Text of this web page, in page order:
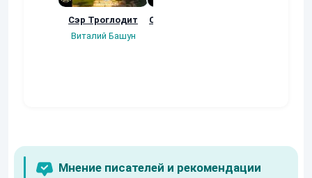
Сэр Троглодит
Виталий Башун
Осколки прошлого
Мнение писателей и рекомендации